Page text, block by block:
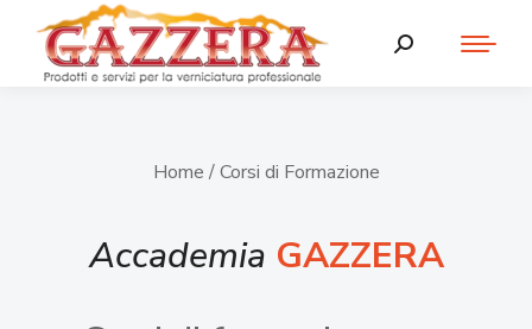
Home / Corsi di Formazione
Accademia GAZZERA